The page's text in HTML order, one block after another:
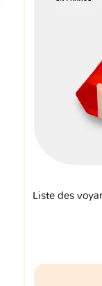
Liste des